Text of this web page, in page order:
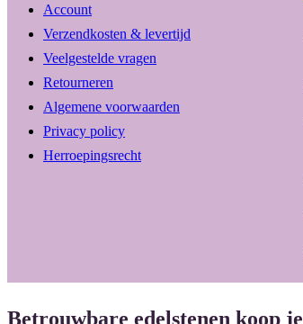
Account
Verzendkosten & levertijd
Veelgestelde vragen
Retourneren
Algemene voorwaarden
Privacy policy
Herroepingsrecht
Betrouwbare edelstenen koop